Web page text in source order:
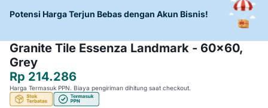
Potensi Harga Terjun Bebas dengan Akun Bisnis!
Granite Tile Essenza Landmark - 60x60,
Grey
Rp 214.286
Harga Termasuk PPN. Biaya pengiriman dihitung saat checkout.